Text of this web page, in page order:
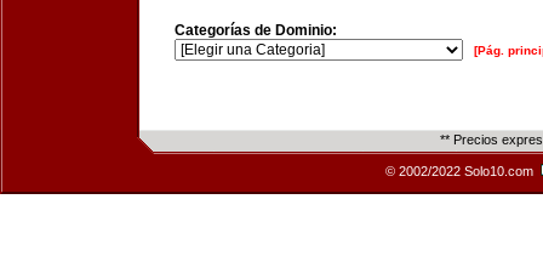
Categorías de Dominio:
[Pág.
** Precios
© 2002/2022 Solo10.com